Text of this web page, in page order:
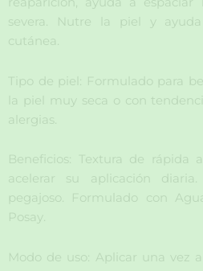
severa. Nutre la piel y
cutánea.
Tipo de piel: Formulado para
la piel muy seca o con
alergias.
Beneficios: Textura de rápida
acelerar su aplicación
pegajoso. Formulado con
Posay.
Modo de uso: Aplicar una vez